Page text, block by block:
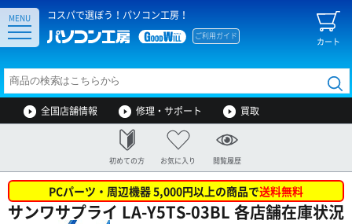
コスパで選ぼう！パソコン工房！
カート
ご利用ガイド
MENU
全国店舗情報 修理・サポート 買取
初めての方 お気に入り 閲覧履歴
PCパーツ・周辺機器 5,000円以上の商品で送料無料
サンワサプライ LA-Y5TS-03BL 各店舗在庫状況